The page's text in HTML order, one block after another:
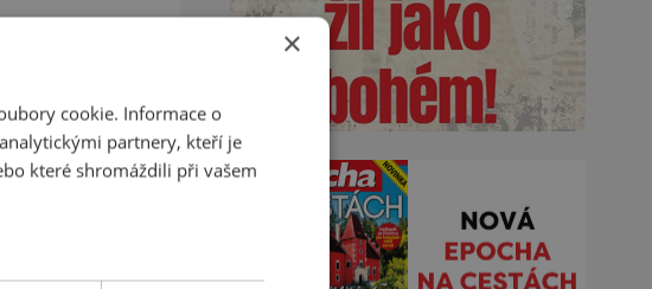
dýmají
z
×
cookie. Informace o
partnery, kteří je
které shromáždili při vašem